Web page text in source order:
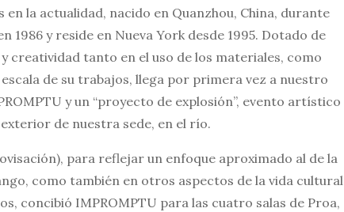
la actualidad, nacido en Quanzhou, China, durante
1986 y reside en Nueva York desde 1995. Dotado de
creatividad tanto en el uso de los materiales, como
de su trabajos, llega por primera vez a nuestro
y un “proyecto de explosión”, evento artístico
de nuestra sede, en el río.
para reflejar un enfoque aproximado al de la
como también en otros aspectos de la vida cultural
concibió IMPROMPTU para las cuatro salas de Proa,